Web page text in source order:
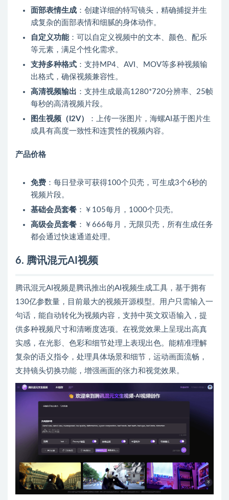
面部表情生成 ：创建详细的特写镜头，精确捕捉并生
成复杂的面部表情和细腻的身体动作。
自定义功能：可以自定义视频中的文本、颜色、配乐
等元素，满足个性化需求。
支持多种格式 ：支持MP4、AVI、MOV等多种视频输
出格式，确保视频兼容性。
高清视频输出 ：支持生成最高1280*720分辨率、25帧
每秒的高清视频片段。
图生视频（I2V）
：上传一张图片，海螺AI基于图片生
成具有高度一致性和连贯性的视频内容。
产品价格
免费 ：每日登录可获得100个贝壳，可生成3个6秒的
视频片段。
基础会员套餐 ：￥105每月，1000个贝壳。
高级会员套餐 ：￥666每月，无限贝壳，所有生成任务
都会通过快速通道处理。
6. 腾讯混元AI视频
腾讯混元AI视频是腾讯推出的AI视频生成工具，基于拥有
130亿参数量，目前最大的视频开源模型。用户只需输入一
句话，能自动转化为视频内容，支持中英文双语输入，提
供多种视频尺寸和清晰度选项。在视觉效果上呈现出高真
实感，在光影、色彩和细节处理上表现出色。能精准理解
复杂的语义指令，处理具体场景和细节，运动画面流畅，
支持镜头切换功能，增强画面的张力和视觉效果。